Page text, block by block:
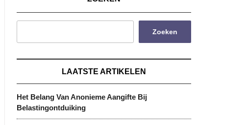
Zoeken
LAATSTE ARTIKELEN
Het Belang Van Anonieme Aangifte Bij
Belastingontduiking